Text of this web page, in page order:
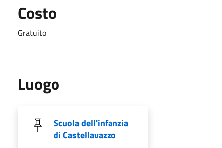
Costo
Gratuito
Luogo
Scuola dell'infanzia
di Castellavazzo